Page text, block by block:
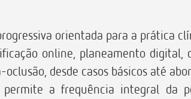
orientada para a prática
online, planeamento digital,
desde casos básicos até
a frequência integral da